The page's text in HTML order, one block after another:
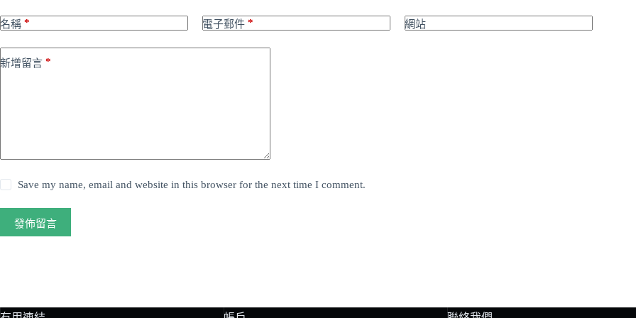
名稱 * 電子郵件 * 網站
新增留言 *
Save my name, email and website in this browser for the next time I comment.
發佈留言